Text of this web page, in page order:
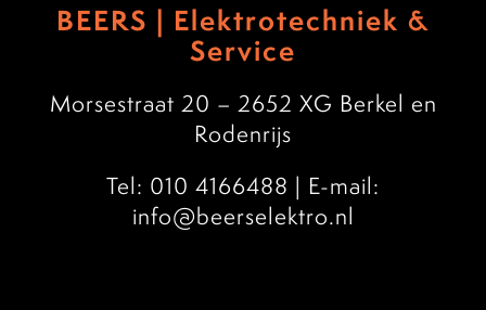
BEERS | Elektrotechniek &
Service
Morsestraat 20 – 2652 XG Berkel en
Rodenrijs
Tel: 010 4166488 | E-mail:
info@beerselektro.nl